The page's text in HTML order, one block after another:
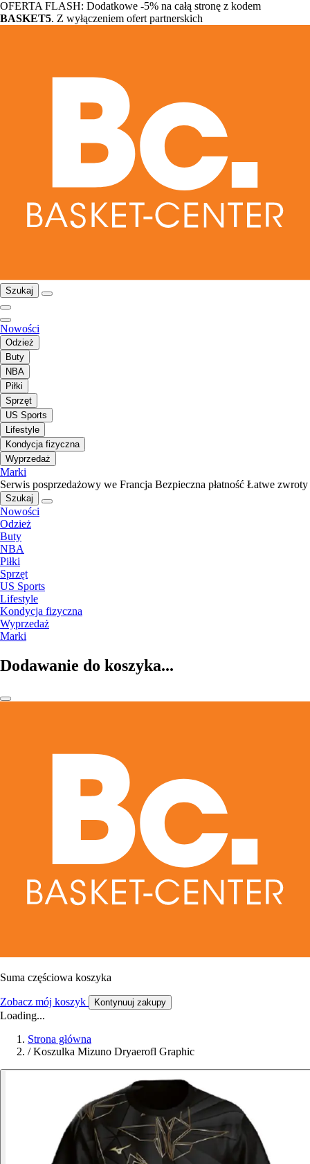
OFERTA FLASH: Dodatkowe -5% na całą stronę z kodem
BASKET5. Z wyłączeniem ofert partnerskich
Szukaj
Nowości
Odzież
Buty
NBA
Piłki
Sprzęt
US Sports
Lifestyle
Kondycja fizyczna
Wyprzedaż
Marki
Serwis posprzedażowy we Francja Bezpieczna płatność Łatwe zwroty
Szukaj
Nowości
Odzież
Buty
NBA
Piłki
Sprzęt
US Sports
Lifestyle
Kondycja fizyczna
Wyprzedaż
Marki
Dodawanie do koszyka...
Suma częściowa koszyka
Zobacz mój koszyk Kontynuuj zakupy
Loading...
Strona główna
/ Koszulka Mizuno Dryaerofl Graphic